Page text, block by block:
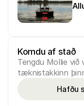
Komdu af stað
Tengdu Mollie
tæknistakkinn
Hafðu